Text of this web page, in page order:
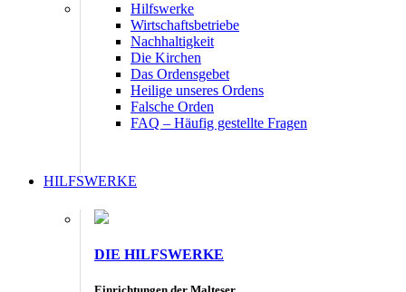
Hilfswerke
Wirtschaftsbetriebe
Nachhaltigkeit
Die Kirchen
Das Ordensgebet
Heilige unseres Ordens
Falsche Orden
FAQ – Häufig gestellte Fragen
HILFSWERKE
DIE HILFSWERKE